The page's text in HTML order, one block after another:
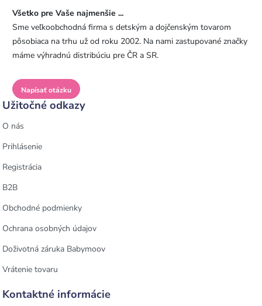
Všetko pre Vaše najmenšie ...
Sme veľkoobchodná firma s detským a dojčenským tovarom
pôsobiaca na trhu už od roku 2002. Na nami zastupované značky
máme výhradnú distribúciu pre ČR a SR.
Napísať otázku
Užitočné odkazy
O nás
Prihlásenie
Registrácia
B2B
Obchodné podmienky
Ochrana osobných údajov
Doživotná záruka Babymoov
Vrátenie tovaru
Kontaktné informácie